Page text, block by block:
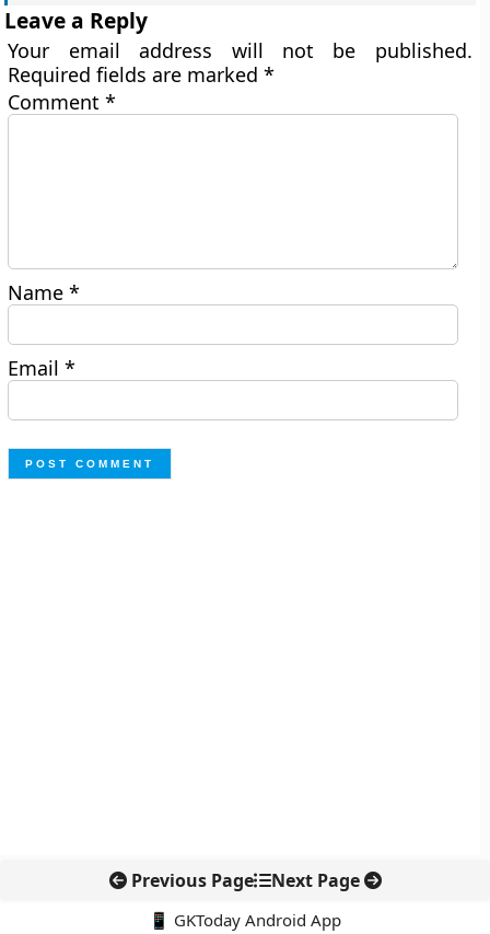
Leave a Reply
Your email address will not be published.
Required fields are marked*
Comment*
Name*
Email*
Previous Page Next Page
📱 GKToday Android App